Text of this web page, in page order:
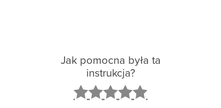
Jak pomocna była ta
instrukcja?